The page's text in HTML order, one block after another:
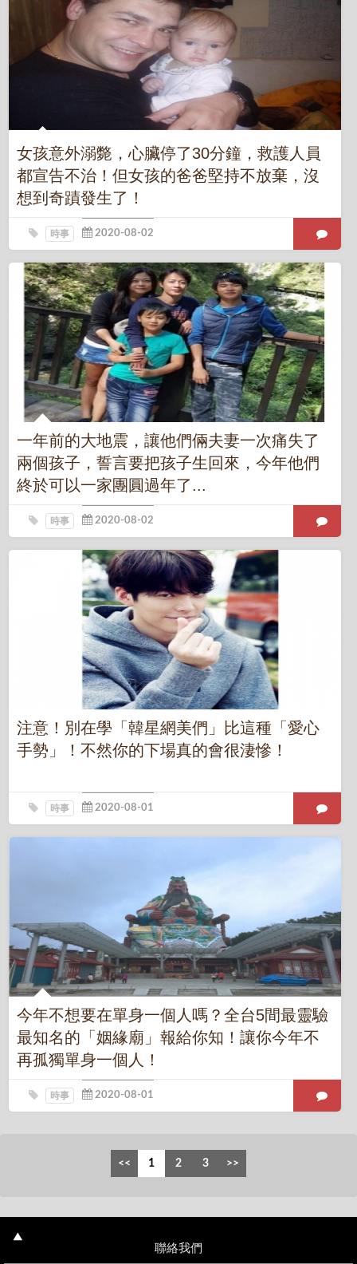
女孩意外溺斃，心臟停了30分鐘，救護人員
都宣告不治！但女孩的爸爸堅持不放棄，沒
想到奇蹟發生了！
時事
一年前的大地震，讓他們倆夫妻一次痛失了
兩個孩子，誓言要把孩子生回來，今年他們
終於可以一家團圓過年了...
時事
注意！別在學「韓星網美們」比這種「愛心
手勢」！不然你的下場真的會很淒慘！
時事
今年不想要在單身一個人嗎？全台5間最靈驗
最知名的「姻緣廟」報給你知！讓你今年不
再孤獨單身一個人！
時事
聯絡我們